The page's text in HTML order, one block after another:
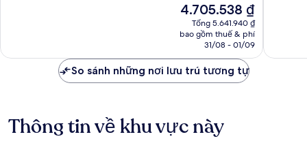
xét
Giá
hiện
tại
4.705.538 ₫
4.705.538 ₫
Tổng 5.641.940 ₫
bao gồm thuế & phí
31/08 - 01/09
So sánh những nơi lưu trú tương tự
Thông tin về khu vực này